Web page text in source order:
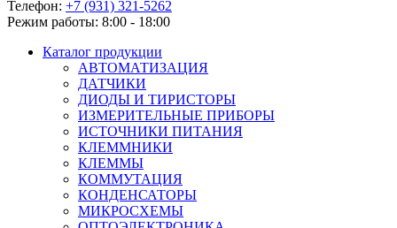
Телефон: +7 (931) 321-5262
Режим работы: 8:00 - 18:00
Каталог продукции
АВТОМАТИЗАЦИЯ
ДАТЧИКИ
ДИОДЫ И ТИРИСТОРЫ
ИЗМЕРИТЕЛЬНЫЕ ПРИБОРЫ
ИСТОЧНИКИ ПИТАНИЯ
КЛЕММНИКИ
КЛЕММЫ
КОММУТАЦИЯ
КОНДЕНСАТОРЫ
МИКРОСХЕМЫ